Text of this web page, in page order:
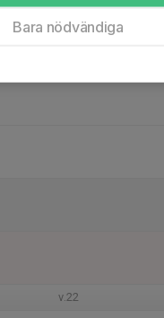
v.22
Bara nödvändiga